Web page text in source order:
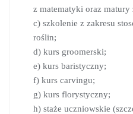
z matematyki oraz
c) szkolenie z zakresu
roślin;
d) kurs groomerski;
e) kurs baristyczny;
f) kurs carvingu;
g) kurs florystyczny;
h) staże uczniowskie